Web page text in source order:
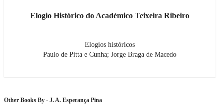
Elogio Histórico do Académico Teixeira Ribeiro
Elogios históricos
Paulo de Pitta e Cunha; Jorge Braga de Macedo
Other Books By - J. A. Esperança Pina